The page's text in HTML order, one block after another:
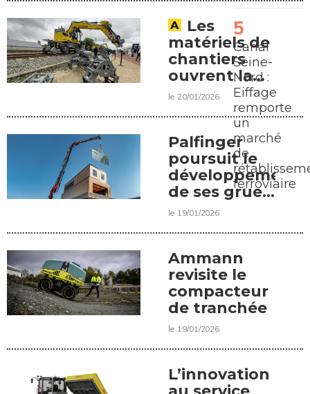
Les
matériels de
chantiers
ouvrent la
voie
le 20/01/2026
Palfinger
poursuit le
développement
de ses grues
lourdes
le 19/01/2026
Ammann
revisite le
compacteur
de tranchée
le 19/01/2026
L’innovation
Canal
Seine-
Nord :
Eiffage
remporte
un
marché
de
ferroviaire